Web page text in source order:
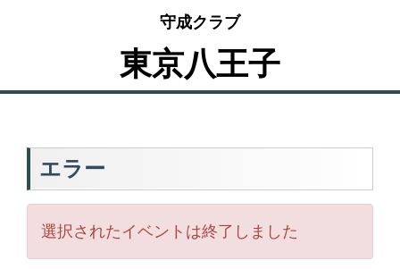
守成クラブ
東京八王子
エラー
選択されたイベントは終了しました